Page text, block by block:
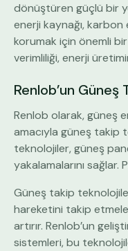
dönüştüren güçlü bir
enerji kaynağı, karbon
korumak için önemli
verimliliği, enerji
Renlob’un Güneş
Renlob olarak, güneş
amacıyla güneş takip
teknolojiler, güneş
yakalamalarını sağlar.
Güneş takip
hareketini takip
artırır. Renlob’un
sistemleri, bu